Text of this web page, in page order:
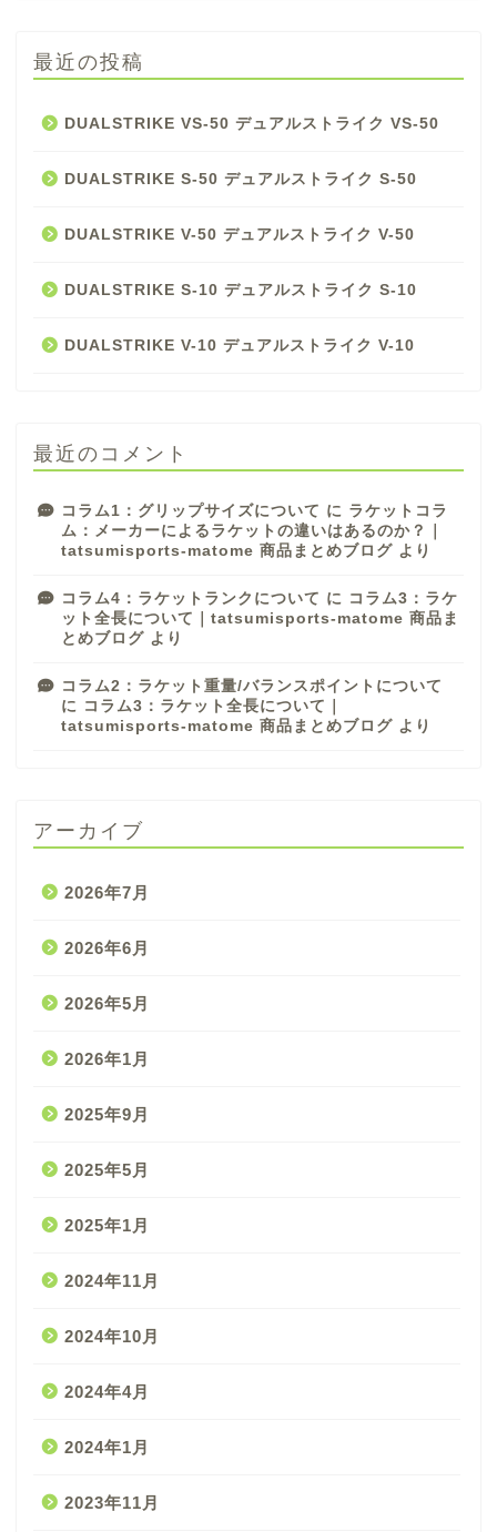
最近の投稿
DUALSTRIKE VS-50 デュアルストライク VS-50
DUALSTRIKE S-50 デュアルストライク S-50
DUALSTRIKE V-50 デュアルストライク V-50
DUALSTRIKE S-10 デュアルストライク S-10
DUALSTRIKE V-10 デュアルストライク V-10
最近のコメント
コラム1：グリップサイズについて に ラケットコラ
ム：メーカーによるラケットの違いはあるのか？｜
tatsumisports-matome 商品まとめブログ より
コラム4：ラケットランクについて に コラム3：ラケ
ット全長について｜tatsumisports-matome 商品ま
とめブログ より
コラム2：ラケット重量/バランスポイントについて
に コラム3：ラケット全長について｜
tatsumisports-matome 商品まとめブログ より
アーカイブ
2026年7月
2026年6月
2026年5月
2026年1月
2025年9月
2025年5月
2025年1月
2024年11月
2024年10月
2024年4月
2024年1月
2023年11月